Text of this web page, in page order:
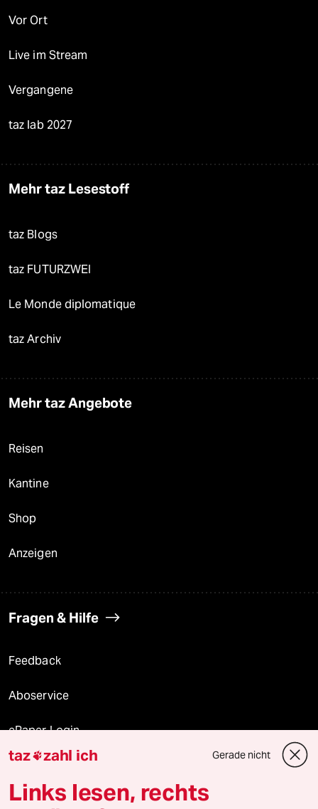
Vor Ort
Live im Stream
Vergangene
taz lab 2027
Mehr taz Lesestoff
taz Blogs
taz FUTURZWEI
Le Monde diplomatique
taz Archiv
Mehr taz Angebote
Reisen
Kantine
Shop
Anzeigen
Fragen & Hilfe
Feedback
Aboservice
ePaper Login
Downloads für Abonnierende
taz zahl ich Gerade nicht
Links lesen, rechts